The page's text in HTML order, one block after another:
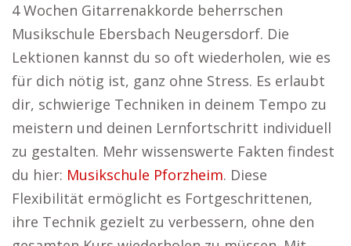
4 Wochen Gitarrenakkorde beherrschen
Musikschule Ebersbach Neugersdorf. Die
Lektionen kannst du so oft wiederholen, wie es
für dich nötig ist, ganz ohne Stress. Es erlaubt
dir, schwierige Techniken in deinem Tempo zu
meistern und deinen Lernfortschritt individuell
zu gestalten. Mehr wissenswerte Fakten findest
du hier: Musikschule Pforzheim. Diese
Flexibilität ermöglicht es Fortgeschrittenen,
ihre Technik gezielt zu verbessern, ohne den